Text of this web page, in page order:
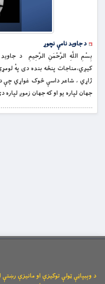
د جاوید نامې نچوړ
بِسْمِ اللَّهِ الرَّحْمَنِ الرَّحِيمِ د
کیږي،مناجات پنځه بنده دی پهٔ
ژاړي ، شاعر داسې څوک غواړي چې د
جهان لپاره یو او که جهان زموږ